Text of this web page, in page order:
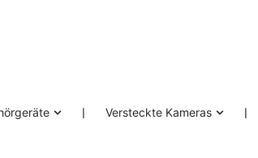
❘ Versteckte Kameras ❘